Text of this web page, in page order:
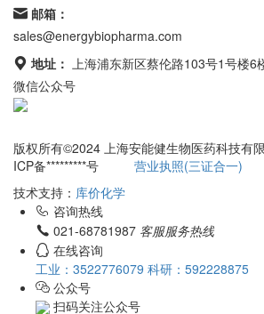
邮箱：
sales@energybiopharma.com
地址：
上海浦东新区蔡伦路103号1号楼6
微信公众号
版权所有©2024 上海安能健生物医药科技有
ICP备*********号 营业执照(三证合一)
技术支持： 库价化学
咨询热线
021-68781987 客服服务热线
在线咨询
工业：3522776079 科研：592228875
公众号
扫码关注公众号